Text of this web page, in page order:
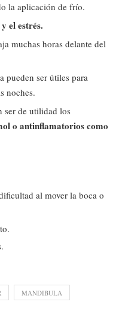
la aplicación de frío.
el estrés.
muchas horas delante del
pueden ser útiles para
noches.
ser de utilidad los
o antinflamatorios como
al mover la boca o
MANDIBULA